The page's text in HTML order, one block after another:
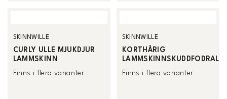
SKINNWILLE
CURLY ULLE MJUKDJUR
LAMMSKINN
Finns i flera varianter
SKINNWILLE
KORTHÅRIG
LAMMSKINNSKUDDFODRAL
Finns i flera varianter